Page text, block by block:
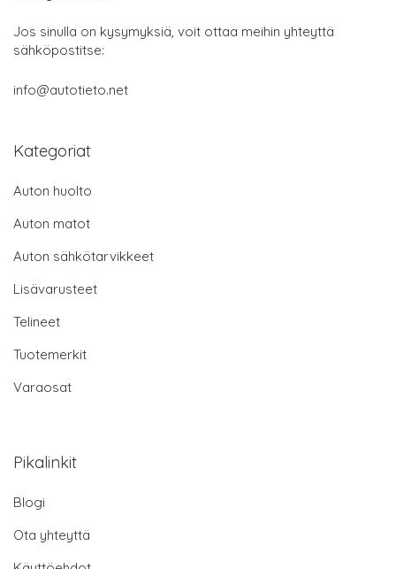
Jos sinulla on kysymyksiä, voit ottaa meihin yhteyttä
sähköpostitse:
info@autotieto.net
Kategoriat
Auton huolto
Auton matot
Auton sähkötarvikkeet
Lisävarusteet
Telineet
Tuotemerkit
Varaosat
Pikalinkit
Blogi
Ota yhteyttä